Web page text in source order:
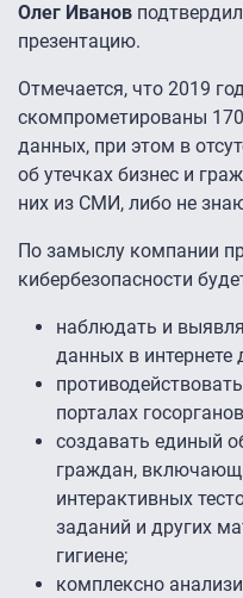
Олег Иванов
презентацию.
Отмечается, что 2019
скомпрометированы
данных, при этом в
об утечках бизнес и
них из СМИ, либо не
По замыслу компании
кибербезопасности
наблюдать и
данных в интернете
порталах
создавать единый
граждан,
интерактивных
заданий и других
гигиене;
комплексно